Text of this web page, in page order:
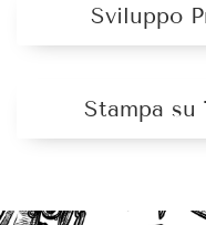
Sviluppo
Stampa su